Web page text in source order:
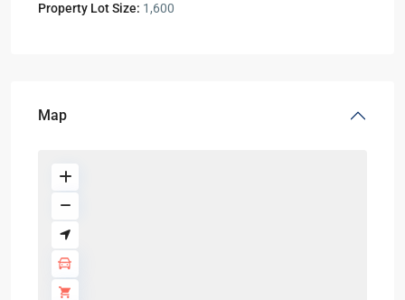
Property Lot Size: 1,600
Map